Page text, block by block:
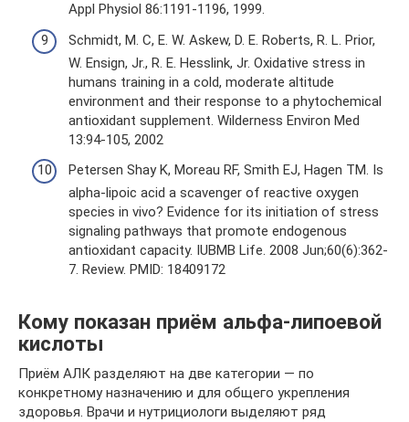
Appl Physiol 86:1191-1196, 1999.
Schmidt, M. C, E. W. Askew, D. E. Roberts, R. L. Prior,
W. Ensign, Jr., R. E. Hesslink, Jr. Oxidative stress in
humans training in a cold, moderate altitude
environment and their response to a phytochemical
antioxidant supplement. Wilderness Environ Med
13:94-105, 2002
Petersen Shay K, Moreau RF, Smith EJ, Hagen TM. Is
alpha-lipoic acid a scavenger of reactive oxygen
species in vivo? Evidence for its initiation of stress
signaling pathways that promote endogenous
antioxidant capacity. IUBMB Life. 2008 Jun;60(6):362-
7. Review. PMID: 18409172
Кому показан приём альфа-липоевой
кислоты
Приём АЛК разделяют на две категории — по
конкретному назначению и для общего укрепления
здоровья. Врачи и нутрициологи выделяют ряд